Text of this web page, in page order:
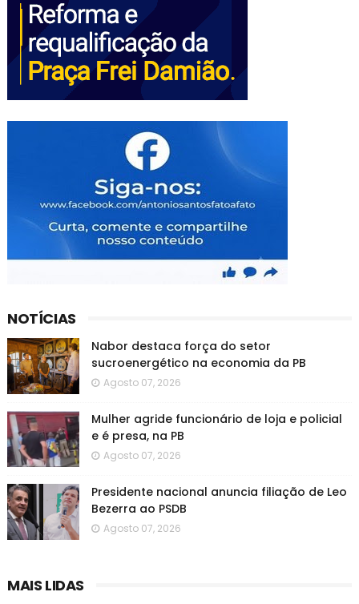
NOTÍCIAS
Nabor destaca força do setor
sucroenergético na economia da PB
Agosto 07, 2026
Mulher agride funcionário de loja e policial
e é presa, na PB
Agosto 07, 2026
Presidente nacional anuncia filiação de Leo
Bezerra ao PSDB
Agosto 07, 2026
MAIS LIDAS